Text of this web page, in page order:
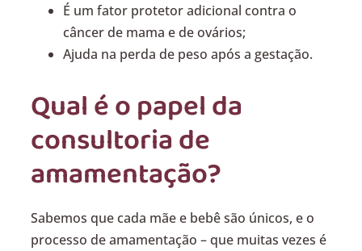
É um fator protetor adicional contra o
câncer de mama e de ovários;
Ajuda na perda de peso após a gestação.
Qual é o papel da
consultoria de
amamentação?
Sabemos que cada mãe e bebê são únicos, e o
processo de amamentação – que muitas vezes é